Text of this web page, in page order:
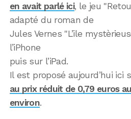
en avait parlé ici, le jeu
adapté du roman de
Jules Vernes "L’ile
l’iPhone
puis sur l’iPad.
Il est proposé aujourd’hui ici
au prix réduit de 0,79 euros
environ.